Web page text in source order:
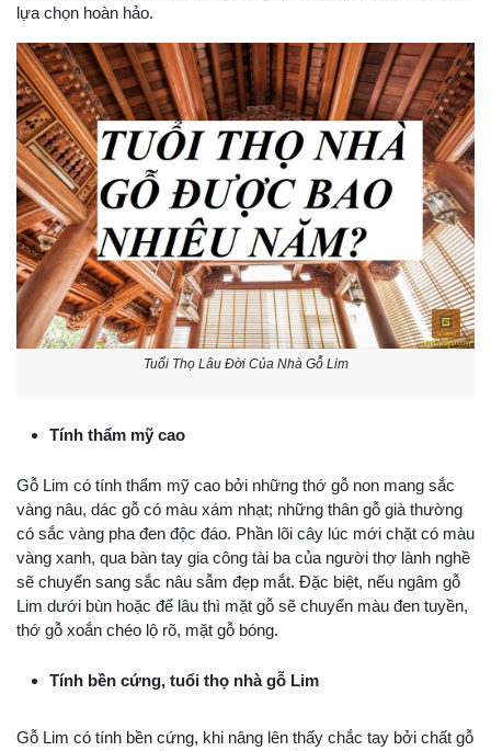
lựa chọn hoàn hảo.
Tuổi Thọ Lâu Đời Của Nhà Gỗ Lim
Tính thẩm mỹ cao
Gỗ Lim có tính thẩm mỹ cao bởi những thớ gỗ non mang sắc
vàng nâu, dác gỗ có màu xám nhạt; những thân gỗ già thường
có sắc vàng pha đen độc đáo. Phần lõi cây lúc mới chặt có màu
vàng xanh, qua bàn tay gia công tài ba của người thợ lành nghề
sẽ chuyển sang sắc nâu sẫm đẹp mắt. Đặc biệt, nếu ngâm gỗ
Lim dưới bùn hoặc để lâu thì mặt gỗ sẽ chuyển màu đen tuyền,
thớ gỗ xoắn chéo lộ rõ, mặt gỗ bóng.
Tính bền cứng, tuổi thọ nhà gỗ Lim
Gỗ Lim có tính bền cứng, khi nâng lên thấy chắc tay bởi chất gỗ